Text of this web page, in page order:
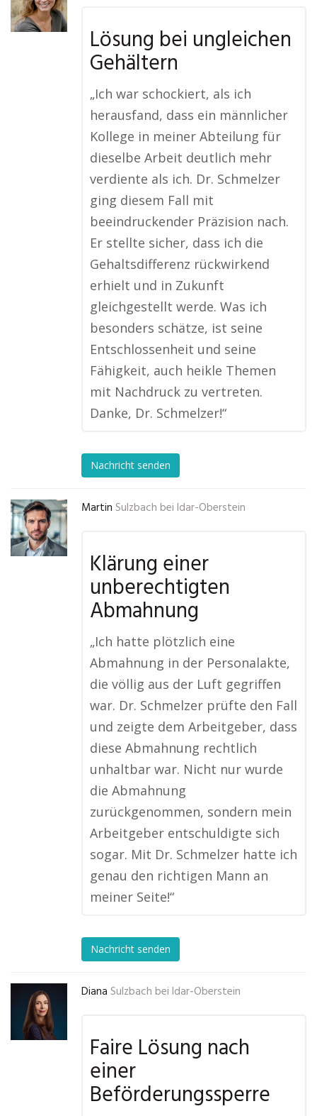
Lösung bei ungleichen
Gehältern
„Ich war schockiert, als ich
herausfand, dass ein männlicher
Kollege in meiner Abteilung für
dieselbe Arbeit deutlich mehr
verdiente als ich. Dr. Schmelzer
ging diesem Fall mit
beeindruckender Präzision nach.
Er stellte sicher, dass ich die
Gehaltsdifferenz rückwirkend
erhielt und in Zukunft
gleichgestellt werde. Was ich
besonders schätze, ist seine
Entschlossenheit und seine
Fähigkeit, auch heikle Themen
mit Nachdruck zu vertreten.
Danke, Dr. Schmelzer!“
Nachricht senden
Martin Sulzbach bei Idar-Oberstein
Klärung einer
unberechtigten
Abmahnung
„Ich hatte plötzlich eine
Abmahnung in der Personalakte,
die völlig aus der Luft gegriffen
war. Dr. Schmelzer prüfte den Fall
und zeigte dem Arbeitgeber, dass
diese Abmahnung rechtlich
unhaltbar war. Nicht nur wurde
die Abmahnung
zurückgenommen, sondern mein
Arbeitgeber entschuldigte sich
sogar. Mit Dr. Schmelzer hatte ich
genau den richtigen Mann an
meiner Seite!“
Nachricht senden
Diana Sulzbach bei Idar-Oberstein
Faire Lösung nach
einer
Beförderungssperre